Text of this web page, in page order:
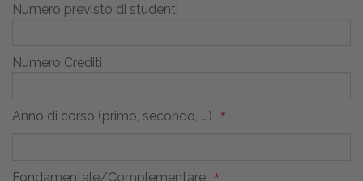
Numero previsto di studenti
Numero Crediti
Anno di corso (primo, secondo, ...)
Fondamentale/Complementare